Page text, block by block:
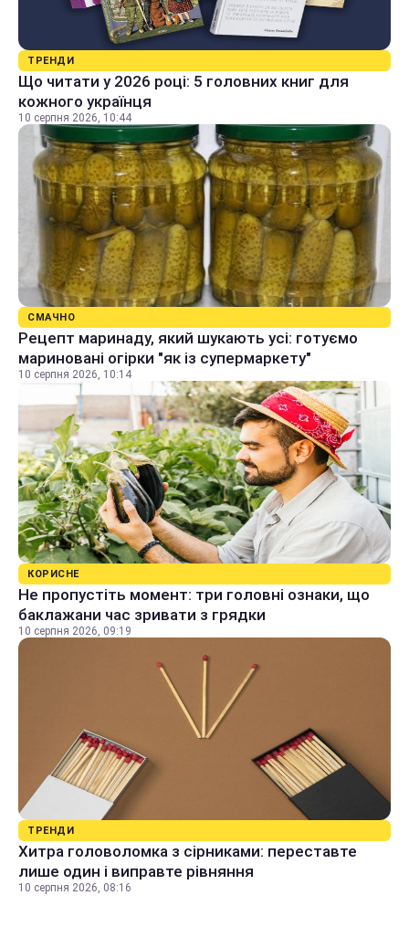
ТРЕНДИ
Що читати у 2026 році: 5 головних книг для
кожного українця
10 серпня 2026, 10:44
СМАЧНО
Рецепт маринаду, який шукають усі: готуємо
мариновані огірки "як із супермаркету"
10 серпня 2026, 10:14
КОРИСНЕ
Не пропустіть момент: три головні ознаки, що
баклажани час зривати з грядки
10 серпня 2026, 09:19
ТРЕНДИ
Хитра головоломка з сірниками: переставте
лише один і виправте рівняння
10 серпня 2026, 08:16